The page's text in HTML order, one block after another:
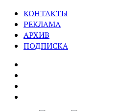
КОНТАКТЫ
РЕКЛАМА
АРХИВ
ПОДПИСКА